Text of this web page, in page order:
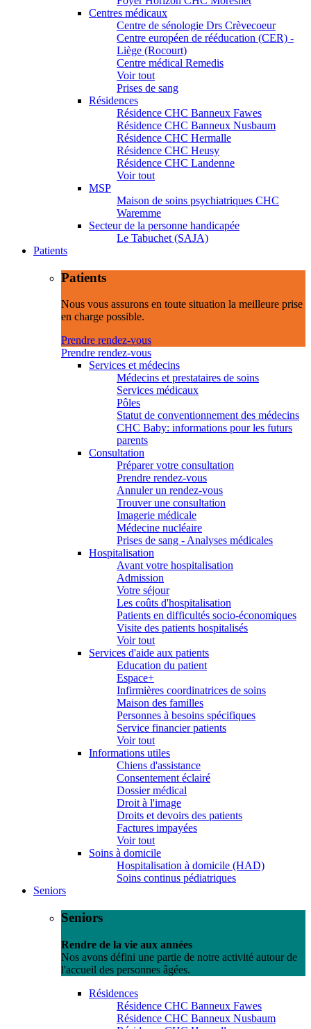
Centres médicaux
Centre de sénologie Drs Crèvecoeur
Centre européen de rééducation (CER) -
Liège (Rocourt)
Centre médical Remedis
Voir tout
Prises de sang
Résidences
Résidence CHC Banneux Fawes
Résidence CHC Banneux Nusbaum
Résidence CHC Hermalle
Résidence CHC Heusy
Résidence CHC Landenne
Voir tout
MSP
Maison de soins psychiatriques CHC
Waremme
Secteur de la personne handicapée
Le Tabuchet (SAJA)
Patients
Patients
Nous vous assurons en toute situation la meilleure prise
en charge possible.
Prendre rendez-vous
Prendre rendez-vous
Services et médecins
Médecins et prestataires de soins
Services médicaux
Pôles
Statut de conventionnement des médecins
CHC Baby: informations pour les futurs
parents
Consultation
Préparer votre consultation
Prendre rendez-vous
Annuler un rendez-vous
Trouver une consultation
Imagerie médicale
Médecine nucléaire
Prises de sang - Analyses médicales
Hospitalisation
Avant votre hospitalisation
Admission
Votre séjour
Les coûts d'hospitalisation
Patients en difficultés socio-économiques
Visite des patients hospitalisés
Voir tout
Services d'aide aux patients
Education du patient
Espace+
Infirmières coordinatrices de soins
Maison des familles
Personnes à besoins spécifiques
Service financier patients
Voir tout
Informations utiles
Chiens d'assistance
Consentement éclairé
Dossier médical
Droit à l'image
Droits et devoirs des patients
Factures impayées
Voir tout
Soins à domicile
Hospitalisation à domicile (HAD)
Soins continus pédiatriques
Seniors
Seniors
Rendre de la vie aux années
Nos avons défini une partie de notre activité autour de
l'accueil des personnes âgées.
Résidences
Résidence CHC Banneux Fawes
Résidence CHC Banneux Nusbaum